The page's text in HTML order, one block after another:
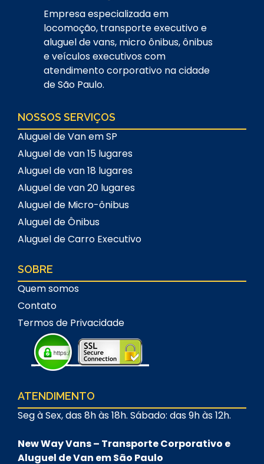
Empresa especializada em
locomoção, transporte executivo e
aluguel de vans, micro ônibus, ônibus
e veículos executivos com
atendimento corporativo na cidade
de São Paulo.
NOSSOS SERVIÇOS
Aluguel de Van em SP
Aluguel de van 15 lugares
Aluguel de van 18 lugares
Aluguel de van 20 lugares
Aluguel de Micro-ônibus
Aluguel de Ônibus
Aluguel de Carro Executivo
SOBRE
Quem somos
Contato
Termos de Privacidade
ATENDIMENTO
Seg à Sex, das 8h às 18h. Sábado: das 9h às 12h.
New Way Vans – Transporte Corporativo e
Aluguel de Van em São Paulo